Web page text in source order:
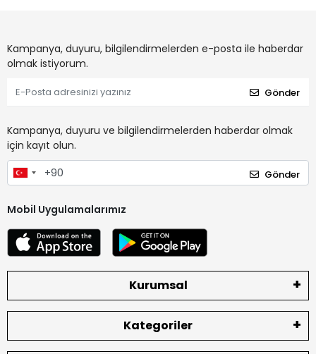
Kampanya, duyuru, bilgilendirmelerden e-posta ile haberdar
olmak istiyorum.
Gönder
Kampanya, duyuru ve bilgilendirmelerden haberdar olmak
için kayıt olun.
Gönder
Mobil Uygulamalarımız
Kurumsal
Kategoriler